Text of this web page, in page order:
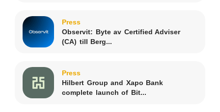
Press
Observit: Byte av Certified Adviser
(CA) till Berg...
Press
Hilbert Group and Xapo Bank
complete launch of Bit...